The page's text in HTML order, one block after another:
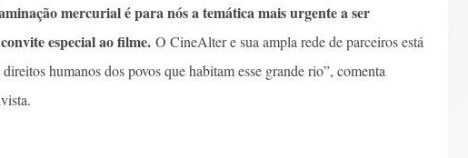
mercurial é para nós a temática mais urgente a ser
especial ao filme. O CineAlter e sua ampla rede de parceiros está
humanos dos povos que habitam esse grande rio”, comenta